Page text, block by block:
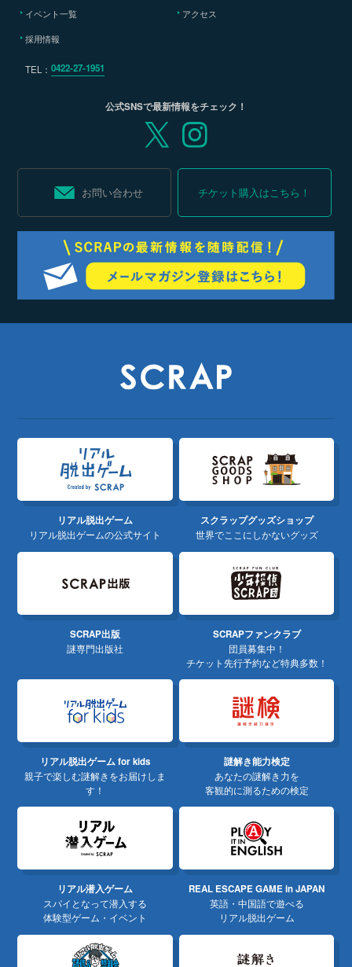
イベント一覧 アクセス
採用情報
TEL：0422-27-1951
公式SNSで最新情報をチェック！
お問い合わせ チケット購入はこちら！
リアル脱出ゲーム
リアル脱出ゲームの公式サイト
スクラップグッズショップ
世界でここにしかないグッズ
SCRAP出版
謎専門出版社
SCRAPファンクラブ
団員募集中！
チケット先行予約など特典多数！
リアル脱出ゲーム for kids
親子で楽しむ謎解きをお届けしま
す！
謎解き能力検定
あなたの謎解き力を
客観的に測るための検定
リアル潜入ゲーム
スパイとなって潜入する
体験型ゲーム・イベント
REAL ESCAPE GAME in JAPAN
英語・中国語で遊べる
リアル脱出ゲーム